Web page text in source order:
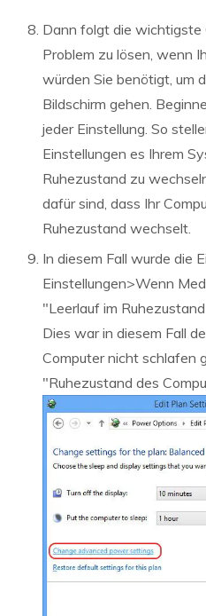
Dann folgt die wichtigste
Problem zu lösen, wenn
würden Sie benötigt, um
Bildschirm gehen.
jeder Einstellung. So
Einstellungen es Ihrem
Ruhezustand zu
dafür sind, dass Ihr
Ruhezustand wechselt.
In diesem Fall wurde die
Einstellungen>Wenn
"Leerlauf im
Dies war in diesem Fall
Computer nicht schlafen
"Ruhezustand des